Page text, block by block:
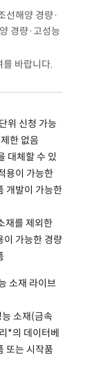
선해양 경량·
경량·고성능
바랍니다.
위 신청 가능
한 없음
대체할 수 있
용이 가능한
개발이 가능한
재를 제외한
이 가능한 경량
소재 라이브
소재(금속
*의 데이터베
또는 시작품